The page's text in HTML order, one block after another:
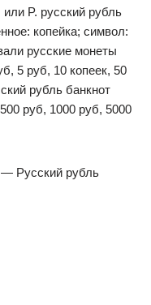
P. русский рубль
копейка; символ:
русские монеты
5 руб, 10 копеек, 50
рубль банкнот
руб, 1000 руб, 5000
Русский рубль